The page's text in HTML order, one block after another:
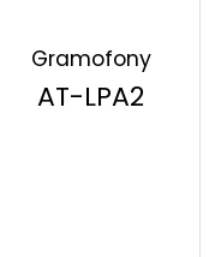
Gramofony
AT-LPA2